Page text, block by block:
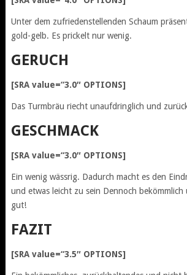
Unter dem zufriedenstellenden Schaum
gold-gelb. Es prickelt nur wenig.
GERUCH
[SRA value=“3.0″ OPTIONS]
Das Turmbräu riecht unaufdringlich und
GESCHMACK
[SRA value=“3.0″ OPTIONS]
Ein wenig wässrig. Dadurch macht es den
und etwas leicht zu sein Dennoch
gut!
FAZIT
[SRA value=“3.5″ OPTIONS]